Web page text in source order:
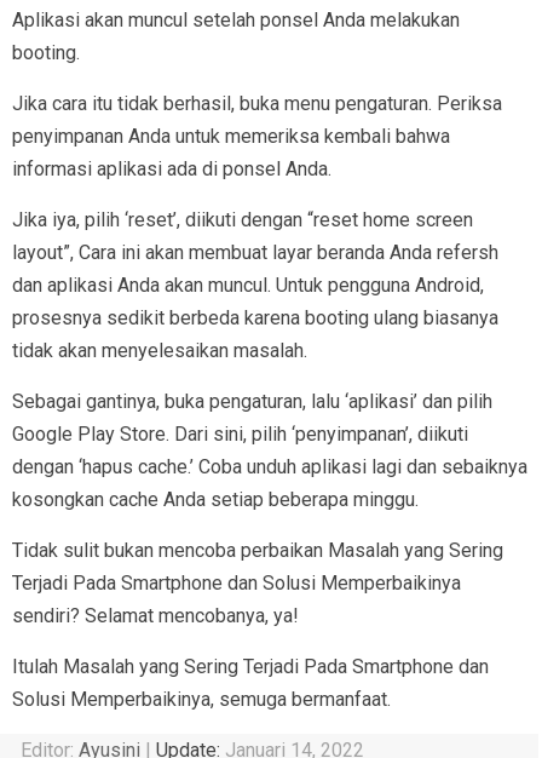
Aplikasi akan muncul setelah ponsel Anda melakukan
booting.
Jika cara itu tidak berhasil, buka menu pengaturan. Periksa
penyimpanan Anda untuk memeriksa kembali bahwa
informasi aplikasi ada di ponsel Anda.
Jika iya, pilih ‘reset’, diikuti dengan “reset home screen
layout”, Cara ini akan membuat layar beranda Anda refersh
dan aplikasi Anda akan muncul. Untuk pengguna Android,
prosesnya sedikit berbeda karena booting ulang biasanya
tidak akan menyelesaikan masalah.
Sebagai gantinya, buka pengaturan, lalu ‘aplikasi’ dan pilih
Google Play Store. Dari sini, pilih ‘penyimpanan’, diikuti
dengan ‘hapus cache.’ Coba unduh aplikasi lagi dan sebaiknya
kosongkan cache Anda setiap beberapa minggu.
Tidak sulit bukan mencoba perbaikan Masalah yang Sering
Terjadi Pada Smartphone dan Solusi Memperbaikinya
sendiri? Selamat mencobanya, ya!
Itulah Masalah yang Sering Terjadi Pada Smartphone dan
Solusi Memperbaikinya, semuga bermanfaat.
Editor: Ayusini | Update: Januari 14, 2022